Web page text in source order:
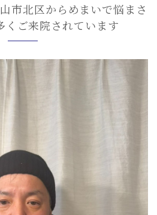
市北区からめまいで悩まさ
くご来院されています